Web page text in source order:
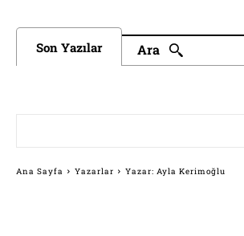
Son Yazılar Ara
Ana Sayfa Yazarlar Yazar: Ayla Kerimoğlu